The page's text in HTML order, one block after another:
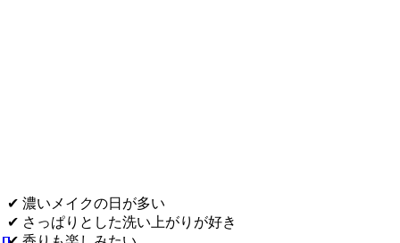
✔ 濃いメイクの日が多い
✔ さっぱりとした洗い上がりが好き